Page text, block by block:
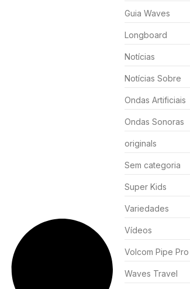
Guia Waves
Longboard
Notícias
Notícias Sobre
Ondas Artificiais
Ondas Sonoras
originals
Sem categoria
Super Kids
Variedades
Vídeos
Volcom Pipe Pro
Waves Travel